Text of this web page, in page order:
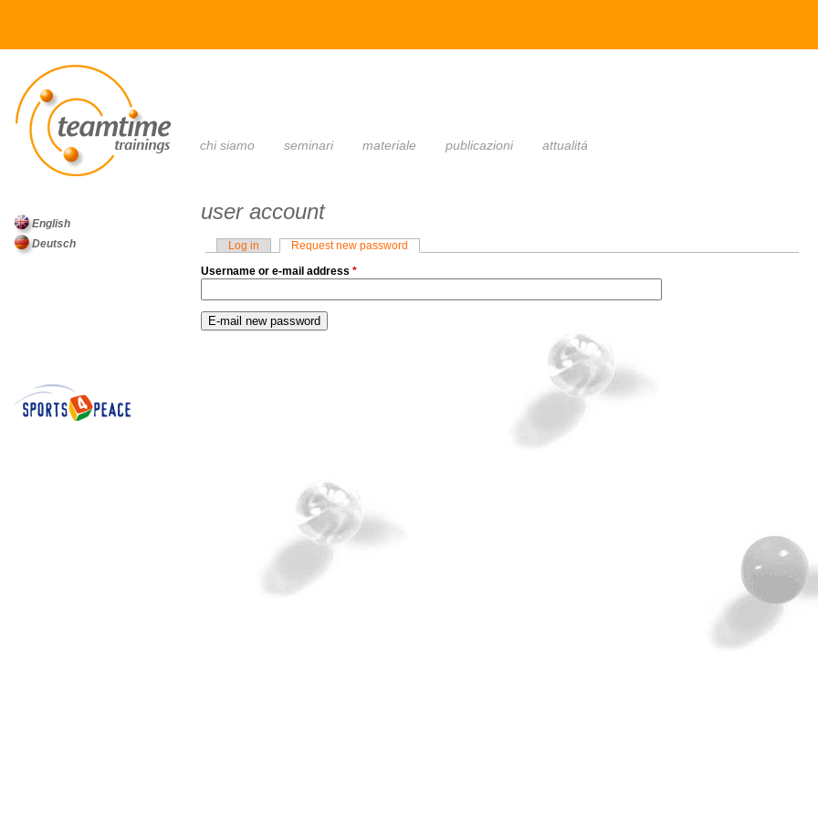
chi siamo seminari materiale publicazioni attualitá
user account
Log in Request new password
Username or e-mail address *
English
Deutsch